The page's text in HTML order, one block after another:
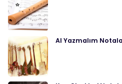
Al Yazmalım